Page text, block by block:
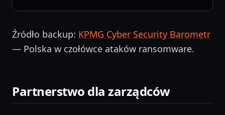
Źródło backup: KPMG Cyber Security Barometr
— Polska w czołówce ataków ransomware.
Partnerstwo dla zarządców